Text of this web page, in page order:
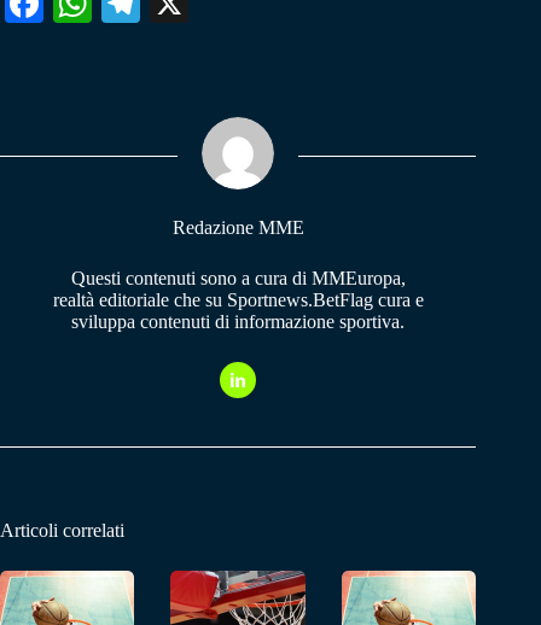
pp m
Redazione MME
Questi contenuti sono a cura di MMEuropa,
realtà editoriale che su Sportnews.BetFlag cura e
sviluppa contenuti di informazione sportiva.
Articoli correlati